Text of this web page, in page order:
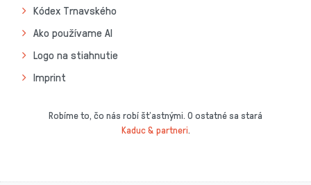
Kódex Trnavského
Ako používame AI
Logo na stiahnutie
Imprint
Robíme to, čo nás robí šťastnými. O ostatné sa stará
Kaduc & partneri.